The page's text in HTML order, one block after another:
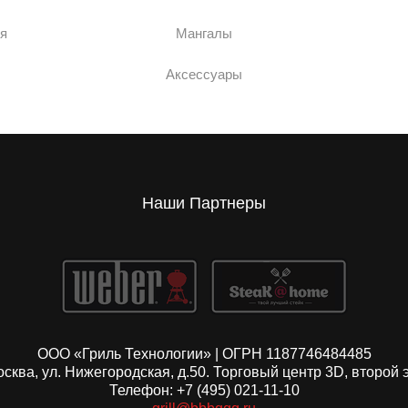
Мангалы
Аксессуары
Наши Партнеры
ООО «Гриль Технологии» | ОГРН 1187746484485
ул. Нижегородская, д.50. Торговый центр 3D, второй
Телефон: +7 (495) 021-11-10